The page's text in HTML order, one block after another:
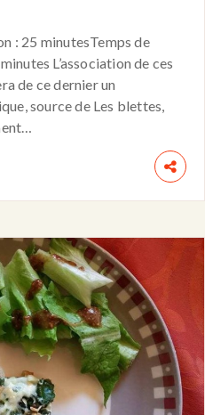
: 25 minutesTemps de
L’association de ces
de ce dernier un
source de Les blettes,